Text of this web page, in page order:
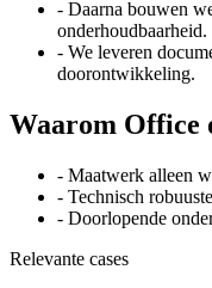
- Daarna bouwen
onderhoudbaarheid.
- We leveren
doorontwikkeling.
Waarom Office
- Maatwerk alleen
- Technisch
- Doorlopende
Relevante cases